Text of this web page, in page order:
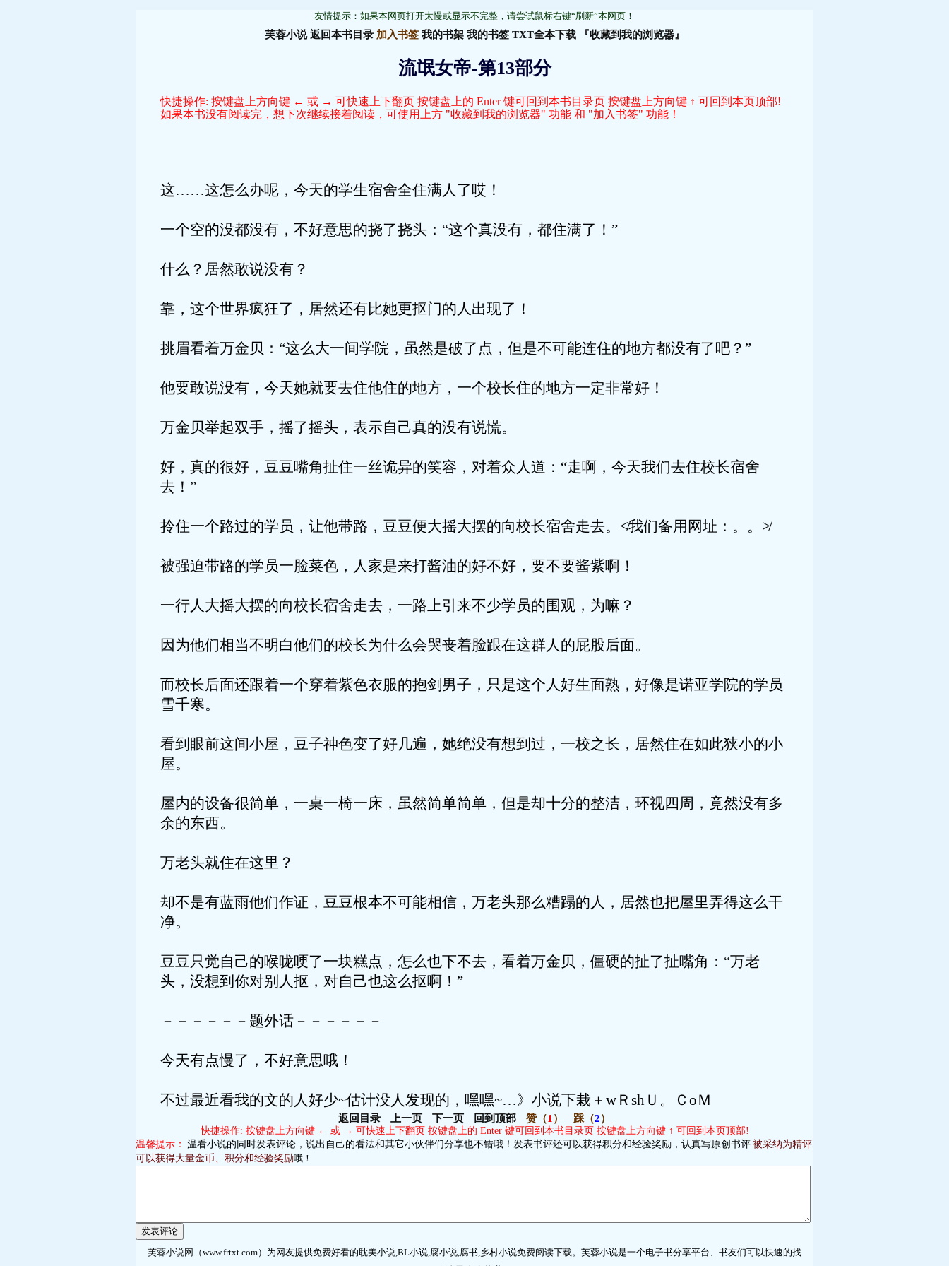
友情提示：如果本网页打开太慢或显示不完整，请尝试鼠标右键“刷新”本网页！
芙蓉小说 返回本书目录 加入书签 我的书架 我的书签 TXT全本下载 『收藏到我的浏览器』
流氓女帝-第13部分
快捷操作: 按键盘上方向键 ← 或 → 可快速上下翻页 按键盘上的 Enter 键可回到本书目录页 按键盘上方向键 ↑ 可回到本页顶部!
如果本书没有阅读完，想下次继续接着阅读，可使用上方 "收藏到我的浏览器" 功能 和 "加入书签" 功能！
这……这怎么办呢，今天的学生宿舍全住满人了哎！
一个空的没都没有，不好意思的挠了挠头：“这个真没有，都住满了！”
什么？居然敢说没有？
靠，这个世界疯狂了，居然还有比她更抠门的人出现了！
挑眉看着万金贝：“这么大一间学院，虽然是破了点，但是不可能连住的地方都没有了吧？”
他要敢说没有，今天她就要去住他住的地方，一个校长住的地方一定非常好！
万金贝举起双手，摇了摇头，表示自己真的没有说慌。
好，真的很好，豆豆嘴角扯住一丝诡异的笑容，对着众人道：“走啊，今天我们去住校长宿舍
去！”
拎住一个路过的学员，让他带路，豆豆便大摇大摆的向校长宿舍走去。≮我们备用网址：。。≯
被强迫带路的学员一脸菜色，人家是来打酱油的好不好，要不要酱紫啊！
一行人大摇大摆的向校长宿舍走去，一路上引来不少学员的围观，为嘛？
因为他们相当不明白他们的校长为什么会哭丧着脸跟在这群人的屁股后面。
而校长后面还跟着一个穿着紫色衣服的抱剑男子，只是这个人好生面熟，好像是诺亚学院的学员
雪千寒。
看到眼前这间小屋，豆子神色变了好几遍，她绝没有想到过，一校之长，居然住在如此狭小的小
屋。
屋内的设备很简单，一桌一椅一床，虽然简单简单，但是却十分的整洁，环视四周，竟然没有多
余的东西。
万老头就住在这里？
却不是有蓝雨他们作证，豆豆根本不可能相信，万老头那么糟蹋的人，居然也把屋里弄得这么干
净。
豆豆只觉自己的喉咙哽了一块糕点，怎么也下不去，看着万金贝，僵硬的扯了扯嘴角：“万老
头，没想到你对别人抠，对自己也这么抠啊！”
－－－－－－题外话－－－－－－
今天有点慢了，不好意思哦！
不过最近看我的文的人好少~估计没人发现的，嘿嘿~…》小说下栽＋wＲshＵ。ＣoＭ
返回目录 上一页 下一页 回到顶部 赞（1 ） 踩 （2）
快捷操作: 按键盘上方向键 ← 或 → 可快速上下翻页 按键盘上的 Enter 键可回到本书目录页 按键盘上方向键 ↑ 可回到本页顶部!
温馨提示： 温看小说的同时发表评论，说出自己的看法和其它小伙伴们分享也不错哦！发表书评还可以获得积分和经验奖励，认真写原创书评 被采纳为精评
可以获得大量金币、积分和经验奖励哦！
芙蓉小说网 （www.frtxt.com）为网友提供免费好看的耽美小说,BL小说,腐小说,腐书,乡村小说免费阅读下载。芙蓉小说是一个电子书分享平台、书友们可以快速的找